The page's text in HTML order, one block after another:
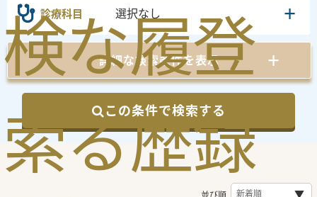
検
索
な
る
履
歴
登
録
診療科目 選択なし
詳細な検索条件を表示
この条件で検索する